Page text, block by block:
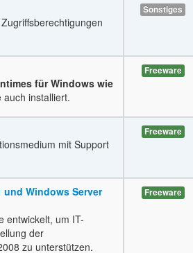
Sonstiges
für Windows wie
installiert.
Freeware
mit Support
Freeware
Windows Server
entwickelt, um IT-
der
zu unterstützen.
Freeware